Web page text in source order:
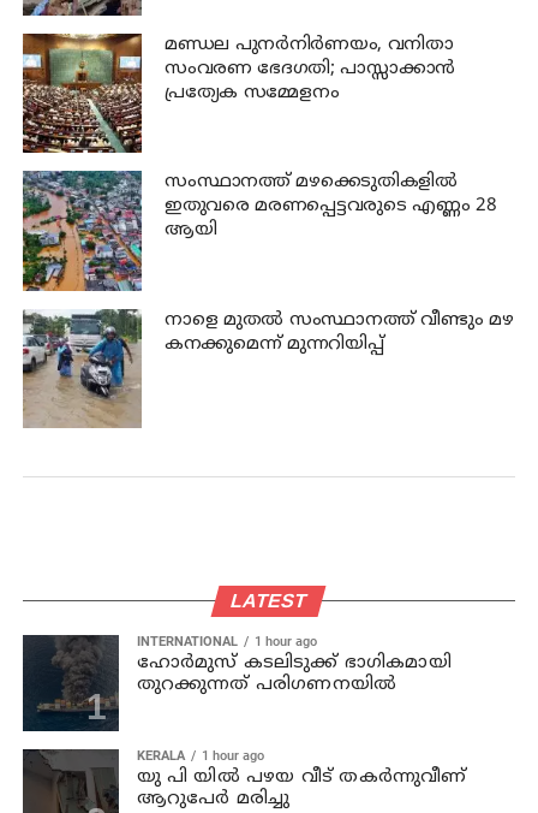
മണ്ഡല പുനർനിർണയം, വനിതാ
സംവരണ ഭേദഗതി; പാസ്സാക്കാൻ
പ്രത്യേക സമ്മേളനം
സംസ്ഥാനത്ത് മഴക്കെടുതികളില്‍
ഇതുവരെ മരണപ്പെട്ടവരുടെ എണ്ണം 28
ആയി
നാളെ മുതല്‍ സംസ്ഥാനത്ത് വീണ്ടും മഴ
കനക്കുമെന്ന് മുന്നറിയിപ്പ്
LATEST
INTERNATIONAL 1 hour ago
ഹോര്‍മുസ് കടലിടുക്ക് ഭാഗികമായി
തുറക്കുന്നത് പരിഗണനയില്‍
KERALA 1 hour ago
യു പി യില്‍ പഴയ വീട് തകര്‍ന്നുവീണ്
ആറുപേര്‍ മരിച്ചു